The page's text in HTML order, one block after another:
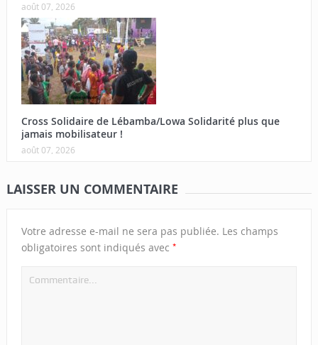
août 07, 2026
Cross Solidaire de Lébamba/Lowa Solidarité plus que
jamais mobilisateur !
août 07, 2026
LAISSER UN COMMENTAIRE
Votre adresse e-mail ne sera pas publiée. Les champs
obligatoires sont indiqués avec *